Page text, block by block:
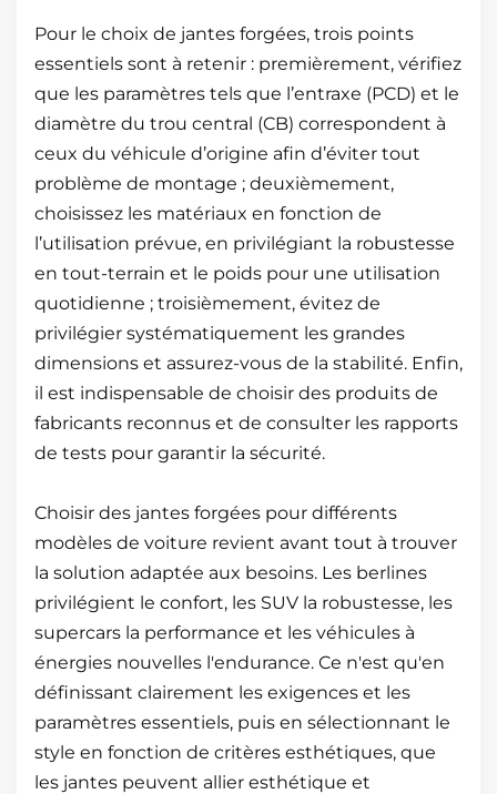
Pour le choix de jantes forgées, trois points
essentiels sont à retenir : premièrement, vérifiez
que les paramètres tels que l’entraxe (PCD) et le
diamètre du trou central (CB) correspondent à
ceux du véhicule d’origine afin d’éviter tout
problème de montage ; deuxièmement,
choisissez les matériaux en fonction de
l’utilisation prévue, en privilégiant la robustesse
en tout-terrain et le poids pour une utilisation
quotidienne ; troisièmement, évitez de
privilégier systématiquement les grandes
dimensions et assurez-vous de la stabilité. Enfin,
il est indispensable de choisir des produits de
fabricants reconnus et de consulter les rapports
de tests pour garantir la sécurité.
Choisir des jantes forgées pour différents
modèles de voiture revient avant tout à trouver
la solution adaptée aux besoins. Les berlines
privilégient le confort, les SUV la robustesse, les
supercars la performance et les véhicules à
énergies nouvelles l'endurance. Ce n'est qu'en
définissant clairement les exigences et les
paramètres essentiels, puis en sélectionnant le
style en fonction de critères esthétiques, que
les jantes peuvent allier esthétique et